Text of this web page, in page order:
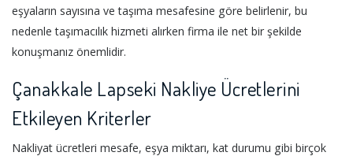
eşyaların sayısına ve taşıma mesafesine göre belirlenir, bu
nedenle taşımacılık hizmeti alırken firma ile net bir şekilde
konuşmanız önemlidir.
Çanakkale Lapseki Nakliye Ücretlerini
Etkileyen Kriterler
Nakliyat ücretleri mesafe, eşya miktarı, kat durumu gibi birçok